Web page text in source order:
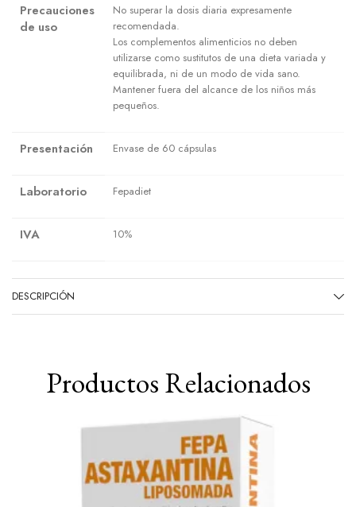
Precauciones
de uso
No superar la dosis diaria expresamente
recomendada.
Los complementos alimenticios no deben
utilizarse como sustitutos de una dieta variada y
equilibrada, ni de un modo de vida sano.
Mantener fuera del alcance de los niños más
pequeños.
Presentación Envase de 60 cápsulas
Laboratorio Fepadiet
IVA 10%
DESCRIPCIÓN
Productos Relacionados